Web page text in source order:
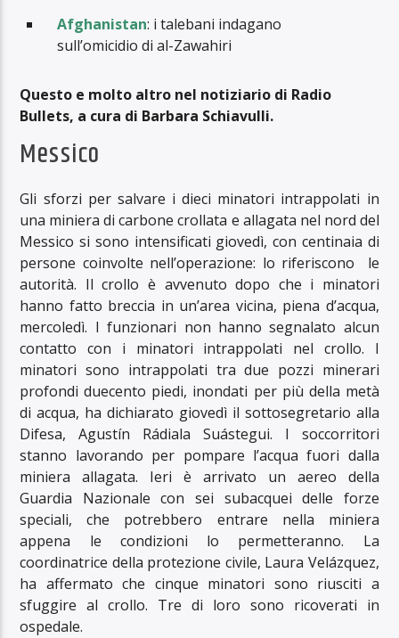
Afghanistan: i talebani indagano
sull’omicidio di al-Zawahiri
Questo e molto altro nel notiziario di Radio
Bullets, a cura di Barbara Schiavulli.
Messico
Gli sforzi per salvare i dieci minatori intrappolati in
una miniera di carbone crollata e allagata nel nord del
Messico si sono intensificati giovedì, con centinaia di
persone coinvolte nell’operazione: lo riferiscono le
autorità. Il crollo è avvenuto dopo che i minatori
hanno fatto breccia in un’area vicina, piena d’acqua,
mercoledì. I funzionari non hanno segnalato alcun
contatto con i minatori intrappolati nel crollo. I
minatori sono intrappolati tra due pozzi minerari
profondi duecento piedi, inondati per più della metà
di acqua, ha dichiarato giovedì il sottosegretario alla
Difesa, Agustín Rádiala Suástegui. I soccorritori
stanno lavorando per pompare l’acqua fuori dalla
miniera allagata. Ieri è arrivato un aereo della
Guardia Nazionale con sei subacquei delle forze
speciali, che potrebbero entrare nella miniera
appena le condizioni lo permetteranno. La
coordinatrice della protezione civile, Laura Velázquez,
ha affermato che cinque minatori sono riusciti a
sfuggire al crollo. Tre di loro sono ricoverati in
ospedale.